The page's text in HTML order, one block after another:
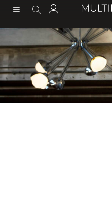
contenuto